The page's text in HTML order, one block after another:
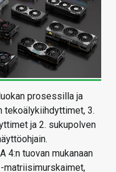
prosessilla ja
tekoälykiihdyttimet, 3.
ja 2. sukupolven
4:n tuovan mukanaan
matriisimurskaimet,